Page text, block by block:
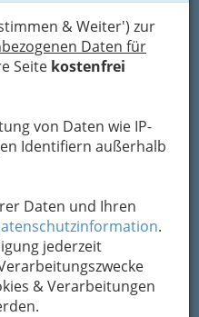
& Weiter') zur
Daten für
Seite kostenfrei
von Daten wie IP-
Identifiern außerhalb
Daten und Ihren
.
jederzeit
& Verarbeitungen
raus aus dem
Abenteuerliche
Gebieten,
ein Picknick am
inund
Graz sind vielfältig.
locken
und